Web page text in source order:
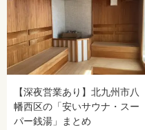
【深夜営業あり】北九州市八
幡西区の「安いサウナ・スー
パー銭湯」まとめ